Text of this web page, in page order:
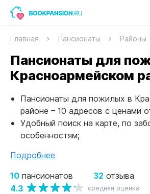
Главная Пансионаты Районы
Пансионаты для
Красноармейском
Пансионаты для пожилых в
районе – 10 адресов с ценами
Удобный поиск на карте, по
особенностям;
Подробнее
10 пансионатов 32 отзыва
4.3 средняя оценка